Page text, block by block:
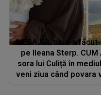
MESAJUL care a
pe Ileana Sterp. CUM
sora lui Culiță în
veni ziua când povara